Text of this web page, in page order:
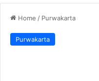
Home / Purwakarta
Purwakarta